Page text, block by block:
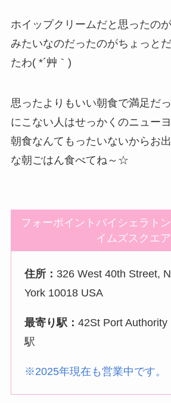
ホイップクリームだと思ったの
みたいなのだったのがちょっと
たわ( *´艸｀)
思ったよりもいい朝食で満足だ
にこない人はせっかくのニュー
朝食なんてもったいないからお
な朝ごはん食べてね～☆
フォーポイントバイシェラト
イムズスクエア
住所： 326 West 40th Street,
York 10018 USA
最寄り駅：42St Port Authority
駅
※2025年現在も営業中です。